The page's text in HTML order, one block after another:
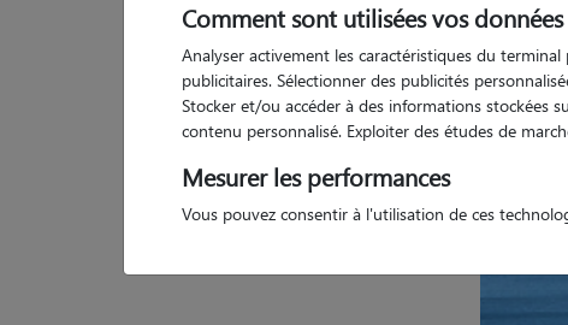
Comment sont utilisées vos données
Analyser activement les caractéristiques du
publicitaires. Sélectionner des publicités
Stocker et/ou accéder à des informations stockées
contenu personnalisé. Exploiter des études de
Mesurer les performances
Vous pouvez consentir à l'utilisation de ces